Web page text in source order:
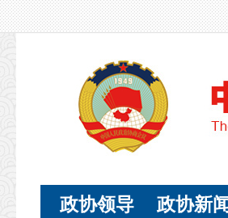
政协领导 政协新闻